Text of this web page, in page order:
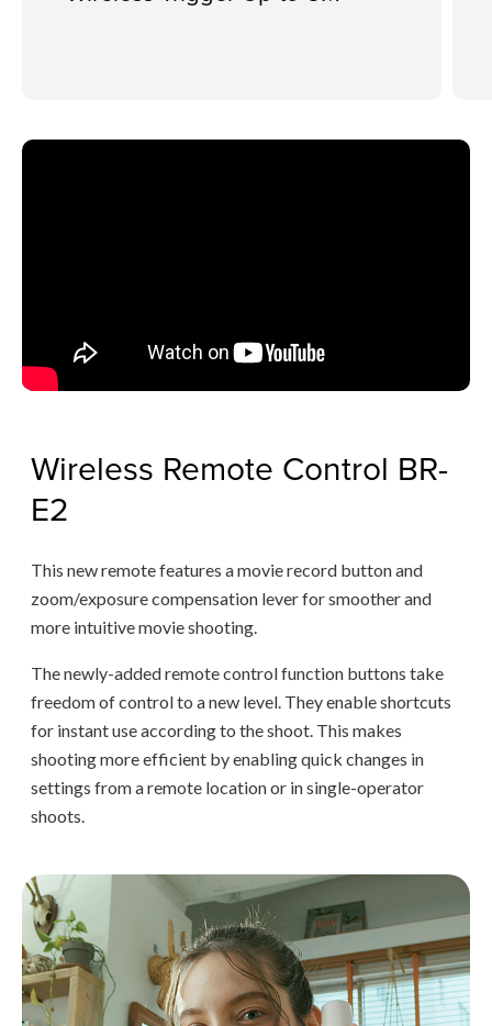
Wireless Remote Control BR-
E2
This new remote features a movie record button and
zoom/exposure compensation lever for smoother and
more intuitive movie shooting.
The newly-added remote control function buttons take
freedom of control to a new level. They enable shortcuts
for instant use according to the shoot. This makes
shooting more efficient by enabling quick changes in
settings from a remote location or in single-operator
shoots.